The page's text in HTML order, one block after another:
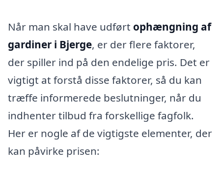
Når man skal have udført ophængning af
gardiner i Bjerge, er der flere faktorer,
der spiller ind på den endelige pris. Det er
vigtigt at forstå disse faktorer, så du kan
træffe informerede beslutninger, når du
indhenter tilbud fra forskellige fagfolk.
Her er nogle af de vigtigste elementer, der
kan påvirke prisen: